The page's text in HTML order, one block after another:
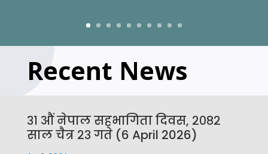
Recent News
३१ औं नेपाल सहभागिता दिवस, २०८२
साल चैत्र २३ गते (6 April 2026)